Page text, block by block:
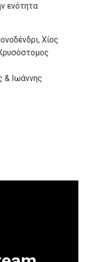
ενότητα
Χίος
& Ιωάννης